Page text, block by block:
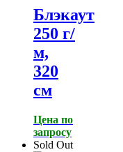
Блэкаут
250 г/
м,
320
см
Цена по
запросу
Sold Out